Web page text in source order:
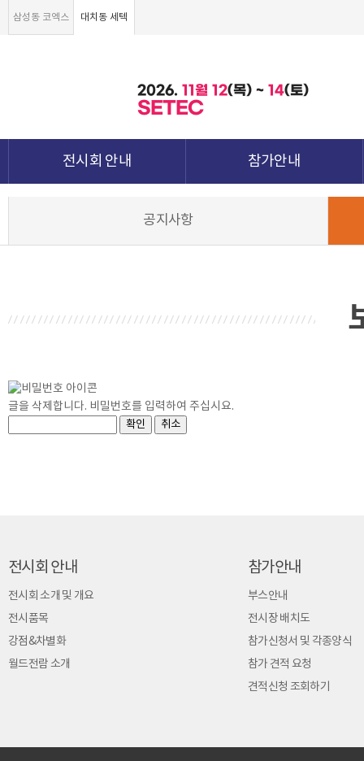
삼성동 코엑스 대치동 세텍
2026. 11월 12(목) ~ 14(토)
SETEC
전시회 안내 참가안내
공지사항
글을 삭제합니다. 비밀번호를 입력하여 주십시요.
전시회 안내
전시회 소개 및 개요
전시품목
강점&차별화
월드전람 소개
참가안내
부스안내
전시장 배치도
참가신청서 및 각종양식
참가 견적 요청
견적신청 조회하기